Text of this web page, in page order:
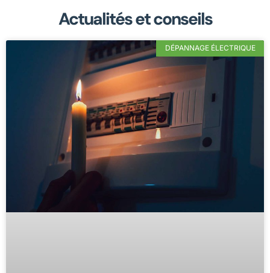
Actualités et conseils
DÉPANNAGE ÉLECTRIQUE